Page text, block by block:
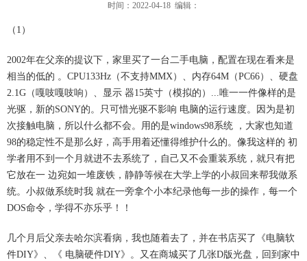
时间：2022-04-18 编辑：
（1）
2002年在父亲的提议下，家里买了一台二手电脑，配置在现在看来是
相当的低的 。CPU133Hz（不支持MMX）、内存64M（PC66）、硬盘
2.1G（嘎吱嘎吱响）、显示 器15英寸（模拟的）...唯一一件像样的是
光驱，新的SONY的。只可惜光驱不影响 电脑的运行速度。因为是初
次接触电脑，所以什么都不会。用的是windows98系统 ，大家也知道
98的稳定性不是那么好，高手用着还懂得维护什么的。像我这样的 初
学者用不到一个月就进不去系统了，自己又不会重装系统，就只有把
它放在一 边宛如一堆废铁，静静等候在大学上学的小叔回来帮我做系
统。小叔做系统时我 就在一旁拿个小本纪录他每一步的操作，每一个
DOS命令，学得不亦乐乎！！
几个月后父亲去哈尔滨看病，我也随着去了，并在书店买了《电脑软
件DIY》、《 电脑硬件DIY》。又在商城买了几张D版光盘，回到家中